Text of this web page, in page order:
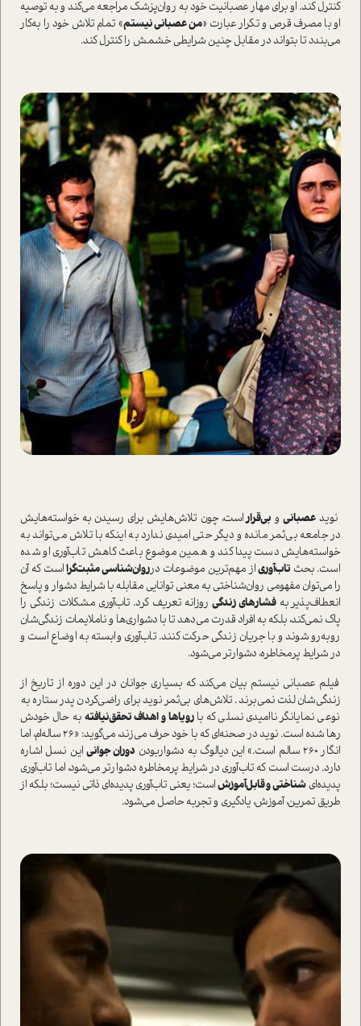
كنترل كند. او برای مهار عصبانیت خود به روان‌پزشک مراجعه می‌کند و به توصیه
او با مصرف قرص و تكرار عبارت «من عصباني نيستم» تمام تلاش خود را به‌کار
می‌بندد تا بتواند در مقابل چنین شرایطی خشمش را کنترل كند.
نويدعصبانی و بي‌قرارا‌ست، چون تلاش‌هایش براي رسيدن به خوا‌سته‌هایش
در جامعه بي‌ثمر مانده و ديگر حتي اميدي ندارد به اينكه با تلاش مي‌تواند به
خوا‌سته‌هایش دست پيدا كند و همین موضوع باعث کاهش تاب‌آوری او شده
ا‌ست. بحث تاب‌آوریاز مهم‌ترین موضوعات درروان‌شناسی مثبت‌گراا‌ست که آن
را می‌توان مفهومی روان‌شناختی به‌ معنی توانايي مقابله با شرايط دشوار و پاسخ
انعطاف‌پذير به فشارهاي زندگيروزانه تعریف کرد. تاب‌آوري مشكلات زندگي را
پاك نمي‌كند، بلكه به افراد قدرت می‌دهد تا با دشواری‌ها و ناملایمات زندگی‌شان
رو‌به‌رو شوند و با جريان زندگي حركت كنند. تاب‌آوري وابسته به اوضاع ا‌ست و
در شرايط پر‌مخاطره، دشوار‌تر مي‌شود.
فیلم عصبانی نیستم بیان می‌کند که بسیاری جوانان در این دوره از تاریخ از
زندگی‌شان لذت نمی‌برند. تلاش‌های بی‌ثمر نوید برای راضی‌کردن پدر ستاره به‌
نوعی نمایانگر نا‌امیدی نسلی که بارویاها و اهداف تحقق‌نیافته به حال خودش
رها شده ا‌ست. نوید در صحنه‌ای که با خود حرف می‌زند، می‌گوید: «26 ساله‌ام، اما
انگار 260 سالم ا‌ست.» این دیالوگ‌ به دشوار‌بودن
دوران جوانی این نسل اشاره
دارد. درست ا‌ست که تاب‌آوری در شرایط پر‌مخاطره دشوارتر می‌شود، اما تاب‌آوری
پدیده‌ای شناختی و قابل‌آموزشا‌ست؛ یعنی تاب‌آوری پدیده‌ای ذاتی نیست؛ بلکه از
طریق تمرین، آموزش، یادگیری و تجربه حاصل می‌شود.